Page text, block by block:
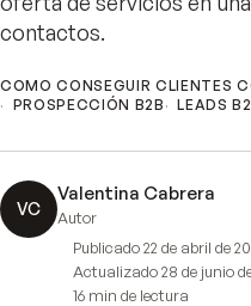
contactos.
COMO CONSEGUIR CLIENTES
PROSPECCIÓN B2B
LEADS
VC
Valentina Cabrera
Autor
Publicado22 de abril de
Actualizado28 de junio
16 min de lectura